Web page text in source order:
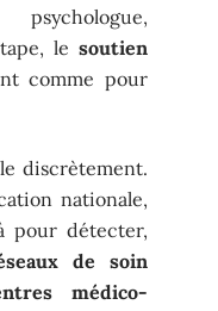
le soutien
comme pour
discrètement.
nationale,
pour détecter,
de soin
médico-